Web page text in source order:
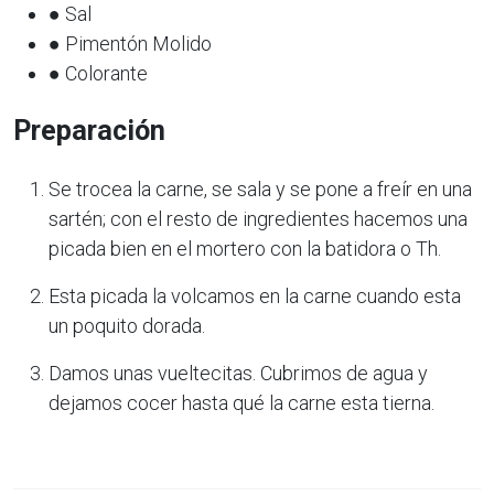
● Sal
● Pimentón Molido
● Colorante
Preparación
Se trocea la carne, se sala y se pone a freír en una
sartén; con el resto de ingredientes hacemos una
picada bien en el mortero con la batidora o Th.
Esta picada la volcamos en la carne cuando esta
un poquito dorada.
Damos unas vueltecitas. Cubrimos de agua y
dejamos cocer hasta qué la carne esta tierna.